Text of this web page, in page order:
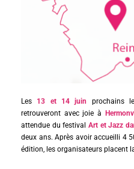
Les 13 et 14 juin
prochains
retrouveront avec joie à
attendue du festivalArt et Jazz
deux ans. Après avoir accueilli 4
édition, les organisateurs placent